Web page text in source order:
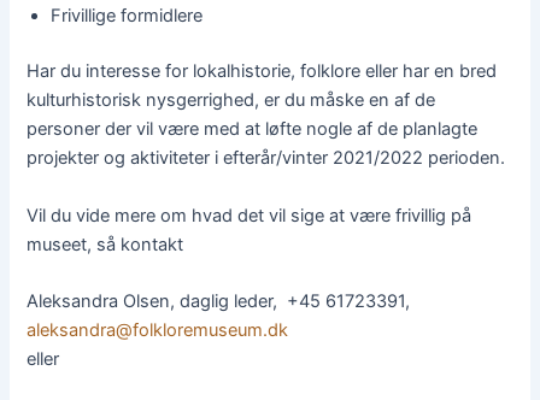
Frivillige formidlere
Har du interesse for lokalhistorie, folklore eller har en bred
kulturhistorisk nysgerrighed, er du måske en af de
personer der vil være med at løfte nogle af de planlagte
projekter og aktiviteter i efterår/vinter 2021/2022 perioden.
Vil du vide mere om hvad det vil sige at være frivillig på
museet, så kontakt
Aleksandra Olsen, daglig leder, +45 61723391,
aleksandra@folkloremuseum.dk
eller